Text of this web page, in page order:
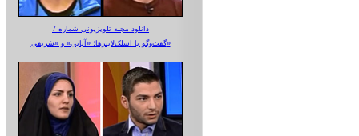
دانلود مجله تلویزیونی شماره 7
گفت‌وگو با اسلک‌لاینرها؛ «آبایی» و «شریفی»